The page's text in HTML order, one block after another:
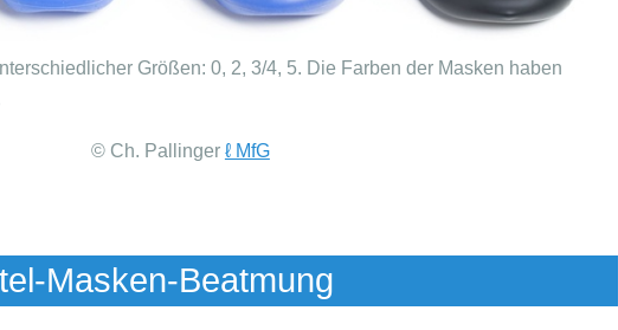
Größen: 0, 2, 3/4, 5. Die Farben der Masken haben
© Ch. Pallinger ℓ MfG
Masken-Beatmung